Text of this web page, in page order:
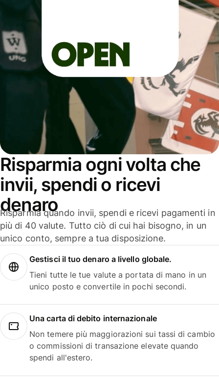
Risparmia ogni volta che
invii, spendi o ricevi
denaro
Risparmia quando invii, spendi e ricevi pagamenti in
più di 40 valute. Tutto ciò di cui hai bisogno, in un
unico conto, sempre a tua disposizione.
Gestisci il tuo denaro a livello globale.
Tieni tutte le tue valute a portata di mano in un
unico posto e convertile in pochi secondi.
Una carta di debito internazionale
Non temere più maggiorazioni sui tassi di cambio
o commissioni di transazione elevate quando
spendi all'estero.